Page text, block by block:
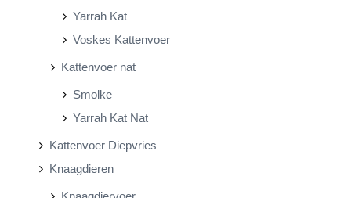
Yarrah Kat
Voskes Kattenvoer
Kattenvoer nat
Smolke
Yarrah Kat Nat
Kattenvoer Diepvries
Knaagdieren